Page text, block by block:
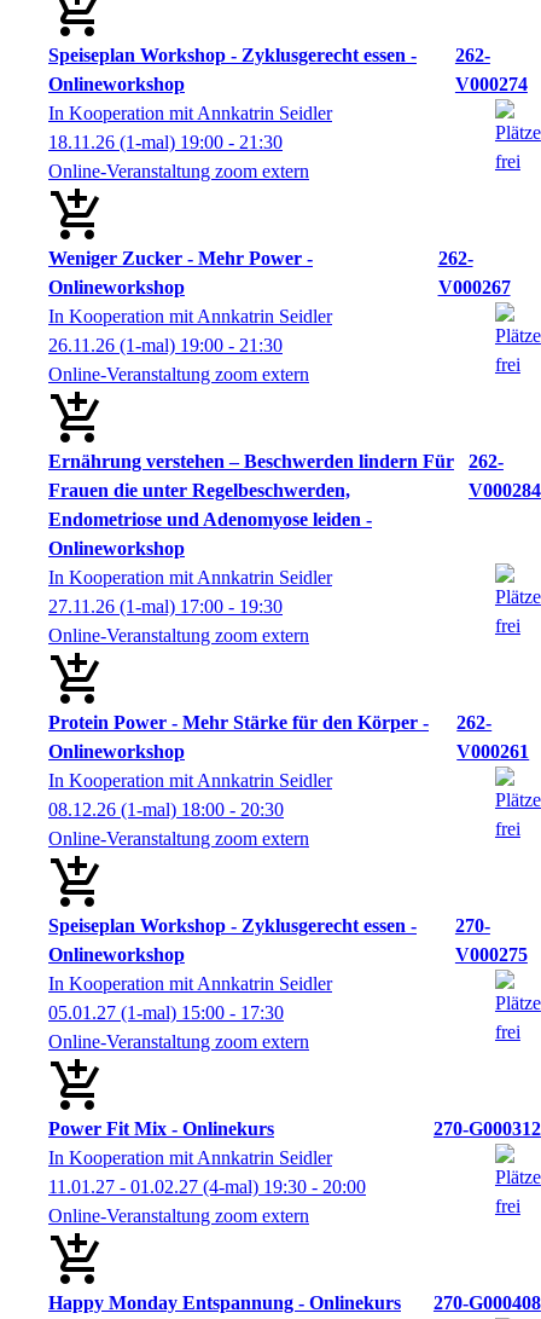
Speiseplan Workshop - Zyklusgerecht essen -
Onlineworkshop
262-
V000274
In Kooperation mit Annkatrin Seidler
18.11.26 (1-mal) 19:00 - 21:30
Online-Veranstaltung zoom extern
Weniger Zucker - Mehr Power -
Onlineworkshop
262-
V000267
In Kooperation mit Annkatrin Seidler
26.11.26 (1-mal) 19:00 - 21:30
Online-Veranstaltung zoom extern
Ernährung verstehen – Beschwerden lindern Für
Frauen die unter Regelbeschwerden,
Endometriose und Adenomyose leiden -
Onlineworkshop
262-
V000284
In Kooperation mit Annkatrin Seidler
27.11.26 (1-mal) 17:00 - 19:30
Online-Veranstaltung zoom extern
Protein Power - Mehr Stärke für den Körper -
Onlineworkshop
262-
V000261
In Kooperation mit Annkatrin Seidler
08.12.26 (1-mal) 18:00 - 20:30
Online-Veranstaltung zoom extern
Speiseplan Workshop - Zyklusgerecht essen -
Onlineworkshop
270-
V000275
In Kooperation mit Annkatrin Seidler
05.01.27 (1-mal) 15:00 - 17:30
Online-Veranstaltung zoom extern
Power Fit Mix - Onlinekurs
270-G000312
In Kooperation mit Annkatrin Seidler
11.01.27 - 01.02.27 (4-mal) 19:30 - 20:00
Online-Veranstaltung zoom extern
Happy Monday Entspannung - Onlinekurs
270-G000408